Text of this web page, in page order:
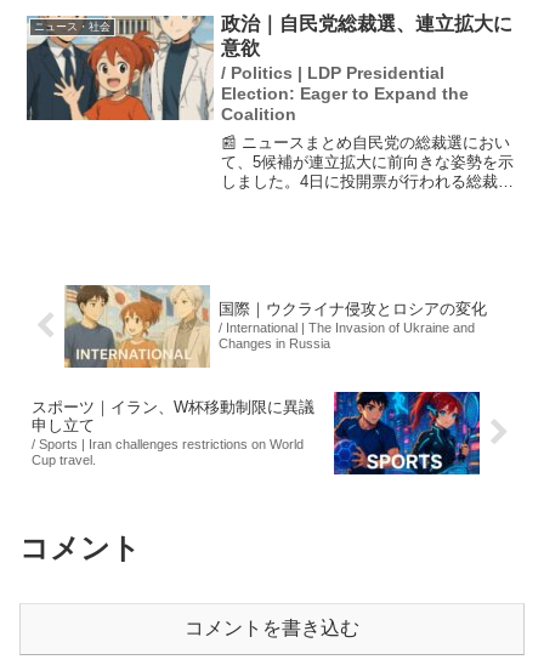
の高騰が影響しています。特に人件費は
前年に比べ...
ニュース・社会
政治｜自民党総裁選、連立拡大に
意欲
/ Politics | LDP Presidential
Election: Eager to Expand the
Coalition
📰 ニュースまとめ自民党の総裁選におい
て、5候補が連立拡大に前向きな姿勢を示
しました。4日に投開票が行われる総裁選
国際｜ウクライナ侵攻とロシアの変化
/ International | The Invasion of Ukraine and
Changes in Russia
スポーツ｜イラン、W杯移動制限に異議
申し立て
/ Sports | Iran challenges restrictions on World
Cup travel.
コメント
コメントを書き込む